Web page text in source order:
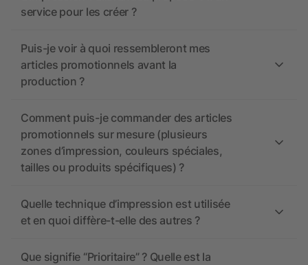
service pour les créer ?
Puis-je voir à quoi ressembleront mes
articles promotionnels avant la
production ?
Comment puis-je commander des articles
promotionnels sur mesure (plusieurs
zones d’impression, couleurs spéciales,
tailles ou produits spécifiques) ?
Quelle technique d’impression est utilisée
et en quoi diffère-t-elle des autres ?
Que signifie “Prioritaire” ? Quelle est la